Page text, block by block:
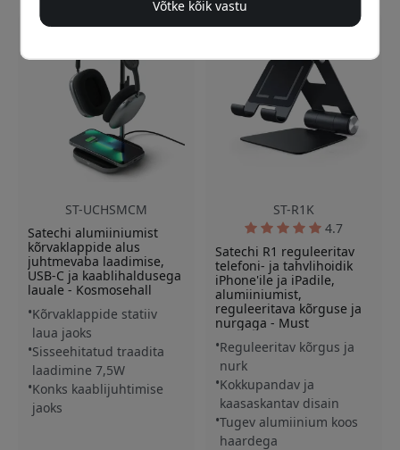
ST-UCHSMCM
Satechi alumiiniumist
kõrvaklappide alus
juhtmevaba laadimise,
USB-C ja kaablihaldusega
lauale - Kosmosehall
Kõrvaklappide statiiv
laua jaoks
Sisseehitatud traadita
laadimine 7,5W
Konks kaablijuhtimise
jaoks
ST-R1K
4.7
Satechi R1 reguleeritav
telefoni- ja tahvlihoidik
iPhone'ile ja iPadile,
alumiiniumist,
reguleeritava kõrguse ja
nurgaga - Must
Reguleeritav kõrgus ja
nurk
Kokkupandav ja
kaasaskantav disain
Tugev alumiinium koos
haardega
Võtke kõik vastu